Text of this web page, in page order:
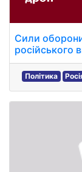
Сили
російського
Політика